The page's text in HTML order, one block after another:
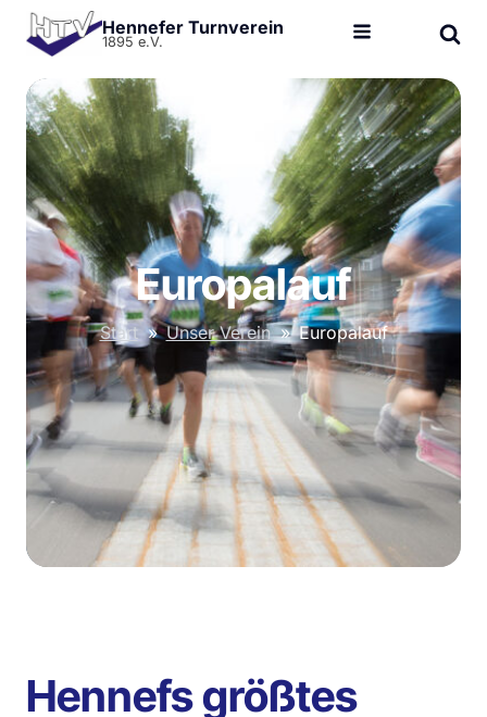
Hennefer Turnverein
1895 e.V.
Europalauf
Start » Unser Verein » Europalauf
Hennefs größtes